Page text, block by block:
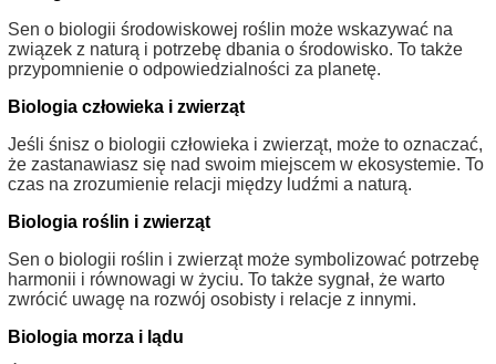
Sen o biologii środowiskowej roślin może wskazywać na
związek z naturą i potrzebę dbania o środowisko. To także
przypomnienie o odpowiedzialności za planetę.
Biologia człowieka i zwierząt
Jeśli śnisz o biologii człowieka i zwierząt, może to oznaczać,
że zastanawiasz się nad swoim miejscem w ekosystemie. To
czas na zrozumienie relacji między ludźmi a naturą.
Biologia roślin i zwierząt
Sen o biologii roślin i zwierząt może symbolizować potrzebę
harmonii i równowagi w życiu. To także sygnał, że warto
zwrócić uwagę na rozwój osobisty i relacje z innymi.
Biologia morza i lądu